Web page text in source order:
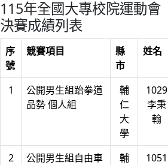
115年全國大專校院運動會
決賽成績列表
序
號
競賽項目
縣
市
姓名
1
公開男生組跆拳道
品勢 個人組
輔
仁
大
學
1029
李秉
翰
2
公開男生組自由車
輔
1051